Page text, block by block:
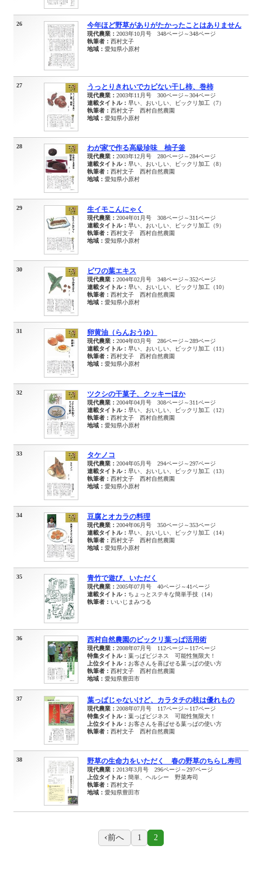
26 今年ほど野草がありがたかったことはありません
現代農業： 2003年10月号 348ページ～348ページ
執筆者： 西村文子
地域： 愛知県小原村
27 うっとりきれいでカビない干し柿、巻柿
現代農業： 2003年11月号 300ページ～304ページ
連載タイトル： 早い、おいしい、ビックリ加工（7）
執筆者： 西村文子 西村自然農園
地域： 愛知県小原村
28 わが家で作る高級珍味 柚子釜
現代農業： 2003年12月号 280ページ～284ページ
連載タイトル： 早い、おいしい、ビックリ加工（8）
執筆者： 西村文子 西村自然農園
地域： 愛知県小原村
29 生イモこんにゃく
現代農業： 2004年01月号 308ページ～311ページ
連載タイトル： 早い、おいしい、ビックリ加工（9）
執筆者： 西村文子 西村自然農園
地域： 愛知県小原村
30 ビワの葉エキス
現代農業： 2004年02月号 348ページ～352ページ
連載タイトル： 早い、おいしい、ビックリ加工（10）
執筆者： 西村文子 西村自然農園
地域： 愛知県小原村
31 卵黄油（らんおうゆ）
現代農業： 2004年03月号 286ページ～289ページ
連載タイトル： 早い、おいしい、ビックリ加工（11）
執筆者： 西村文子 西村自然農園
地域： 愛知県小原村
32 ツクシの干菓子、クッキーほか
現代農業： 2004年04月号 308ページ～311ページ
連載タイトル： 早い、おいしい、ビックリ加工（12）
執筆者： 西村文子 西村自然農園
地域： 愛知県小原村
33 タケノコ
現代農業： 2004年05月号 294ページ～297ページ
連載タイトル： 早い、おいしい、ビックリ加工（13）
執筆者： 西村文子 西村自然農園
地域： 愛知県小原村
34 豆腐とオカラの料理
現代農業： 2004年06月号 350ページ～353ページ
連載タイトル： 早い、おいしい、ビックリ加工（14）
執筆者： 西村文子 西村自然農園
地域： 愛知県小原村
35 青竹で遊び、いただく
現代農業： 2005年07月号 40ページ～41ページ
連載タイトル： ちょっとステキな簡単手技（14）
執筆者： いいじまみつる
36 西村自然農園のビックリ葉っぱ活用術
現代農業： 2008年07月号 112ページ～117ページ
特集タイトル： 葉っぱビジネス 可能性無限大！
上位タイトル： お客さんを喜ばせる葉っぱの使い方
執筆者： 西村文子 西村自然農園
地域： 愛知県豊田市
37 葉っぱじゃないけど、カラタチの枝は優れもの
現代農業： 2008年07月号 117ページ～117ページ
特集タイトル： 葉っぱビジネス 可能性無限大！
上位タイトル： お客さんを喜ばせる葉っぱの使い方
執筆者： 西村文子 西村自然農園
38 野草の生命力をいただく 春の野草のちらし寿司
現代農業： 2013年3月号 296ページ～297ページ
上位タイトル： 簡単、ヘルシー 野菜寿司
執筆者： 西村文子
地域： 愛知県豊田市
前へ 1 2